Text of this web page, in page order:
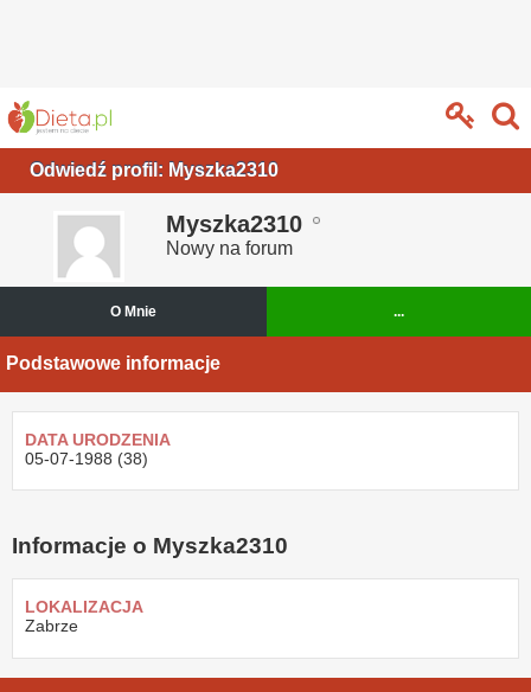
Odwiedź profil: Myszka2310
Myszka2310
Nowy na forum
O Mnie ...
Podstawowe informacje
DATA URODZENIA
05-07-1988 (38)
Informacje o Myszka2310
LOKALIZACJA
Zabrze